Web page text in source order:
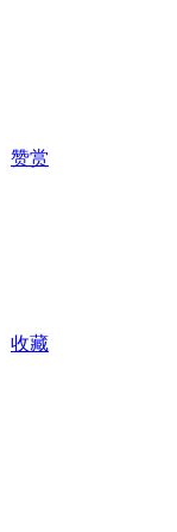
赞赏
收藏